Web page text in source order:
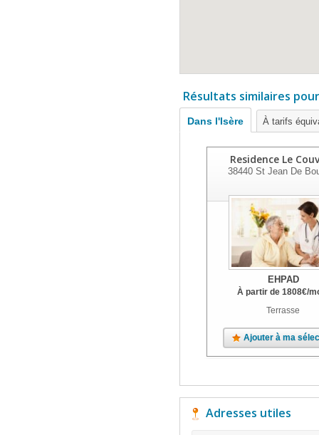
Résultats similaires
Dans l'Isère À tarifs
Residence Le
38440St Jean De
EHPAD
À partir de 1808€/
Terrasse
Ajouter à ma
Adresses utiles